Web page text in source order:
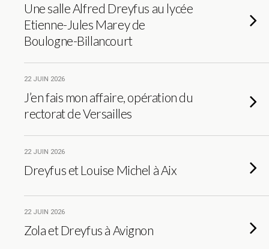
Une salle Alfred Dreyfus au lycée
Etienne-Jules Marey de
Boulogne-Billancourt
22 JUIN 2026
J’en fais mon affaire, opération du
rectorat de Versailles
22 JUIN 2026
Dreyfus et Louise Michel à Aix
22 JUIN 2026
Zola et Dreyfus à Avignon